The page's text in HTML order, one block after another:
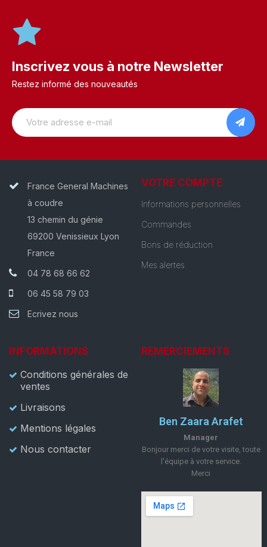
Inscrivez vous à notre Newsletter
Restez informé des nouveautés
France General Machines
à coudre
13 chemin du génie
69200 Venissieux Lyon
France
04 78 68 66 62
06 45 58 79 03
Ecrivez nous
VOTRE COMPTE
Informations personnelles
Commandes
Bons de réduction
Mes alertes
INFORMATIONS
Conditions générales de
ventes
Livraisons
Mentions légales
Nous contacter
REMERCIEMENTS
Ben Zaara Arafet
Manager
Bonjour merci de votre visite, toute
l'équipe à votre service.
Merci